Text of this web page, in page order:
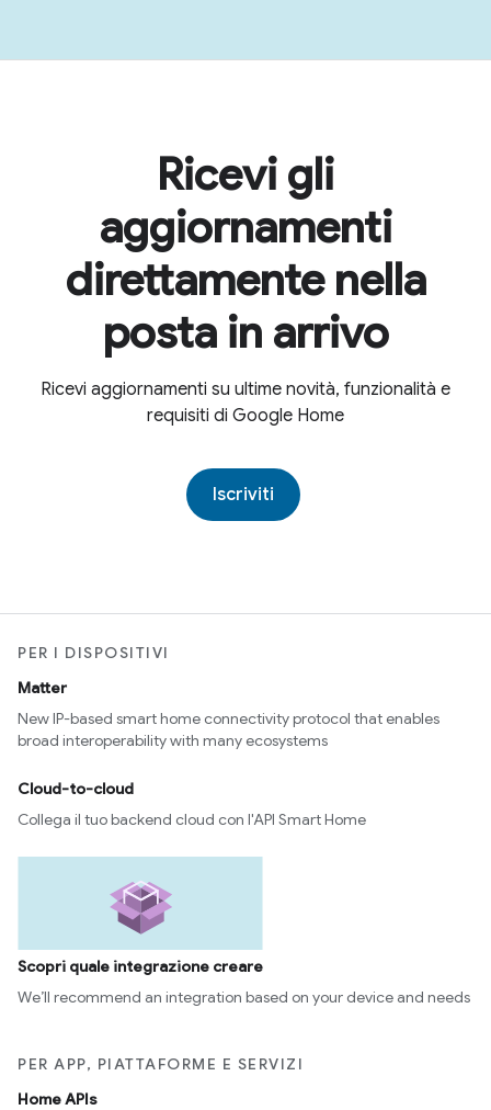
Ricevi gli
aggiornamenti
direttamente nella
posta in arrivo
Ricevi aggiornamenti su ultime novità, funzionalità e
requisiti di Google Home
Iscriviti
PER I DISPOSITIVI
Matter
New IP-based smart home connectivity protocol that enables
broad interoperability with many ecosystems
Cloud-to-cloud
Collega il tuo backend cloud con l'API Smart Home
Scopri quale integrazione creare
We’ll recommend an integration based on your device and needs
PER APP, PIATTAFORME E SERVIZI
Home APIs